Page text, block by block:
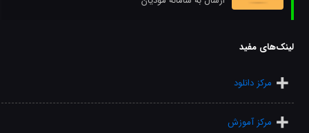
لینک‌های مفید
مرکز دانلود
مرکز آموزش